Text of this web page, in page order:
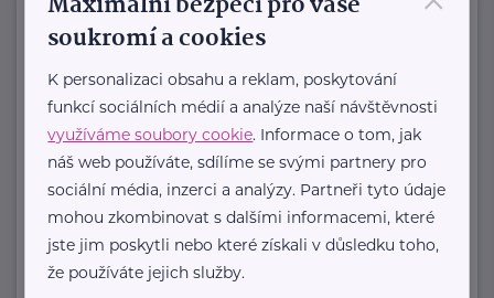
AMADEUS Design s.r.o.
Bítovská 7 Praha 4
AMADEUS Design s.r.o. je
specializované vizuální studio, které
se věnuje komplexnímu grafickému
designu, fotorealistickým 3D
vizualizacím, ...
https://www.amadeusdesign.cz/
+420 733 108 557
soukromí a cookies
K personalizaci obsahu a reklam, poskytování
funkcí sociálních médií a analýze naší návštěvnosti
využíváme soubory cookie. Informace o tom, jak
náš web používáte, sdílíme se svými partnery pro
sociální média, inzerci a analýzy. Partneři tyto údaje
mohou zkombinovat s dalšími informacemi, které
jste jim poskytli nebo které získali v důsledku toho,
že používáte jejich služby.